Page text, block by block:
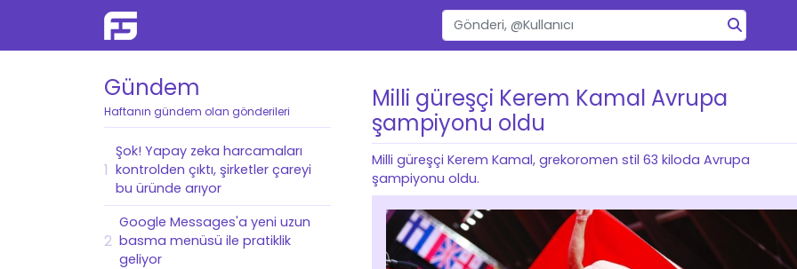
Gündem
Haftanın gündem olan gönderileri
1
Şok! Yapay zeka harcamaları
kontrolden çıktı, şirketler çareyi
bu üründe arıyor
2
Google Messages'a yeni uzun
basma menüsü ile pratiklik
geliyor
Milli güreşçi Kerem Kamal Avrupa
şampiyonu oldu
Milli güreşçi Kerem Kamal, grekoromen stil 63 kiloda Avrupa
şampiyonu oldu.